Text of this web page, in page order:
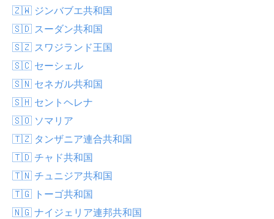
🇿🇼 ジンバブエ共和国
🇸🇩 スーダン共和国
🇸🇿 スワジランド王国
🇸🇨 セーシェル
🇸🇳 セネガル共和国
🇸🇭 セントヘレナ
🇸🇴 ソマリア
🇹🇿 タンザニア連合共和国
🇹🇩 チャド共和国
🇹🇳 チュニジア共和国
🇹🇬 トーゴ共和国
🇳🇬 ナイジェリア連邦共和国